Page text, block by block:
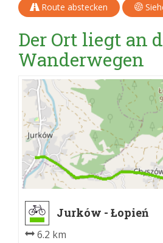
Route abstecken
Der Ort liegt an
Wanderwegen
Jurków - Łopień
6.2 km